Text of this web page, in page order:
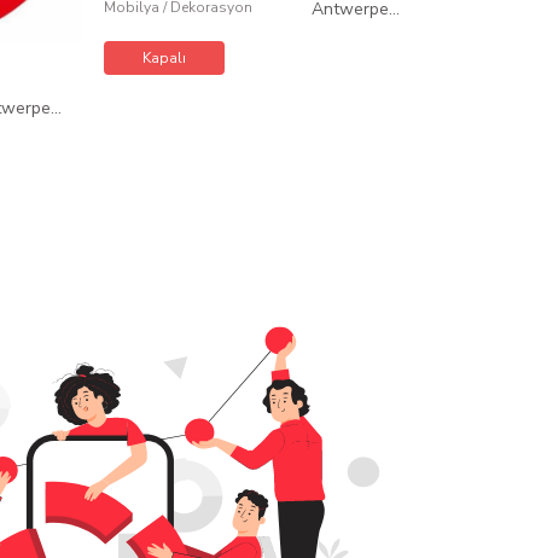
Mobilya / Dekorasyon Antwerpen
Kapalı